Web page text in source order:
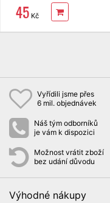
Gardenia 150
ml
45 Kč
Vyřídili jsme přes
6 mil. objednávek
Náš tým odborníků
je vám k dispozici
Možnost vrátit zboží
bez udání důvodu
Výhodné nákupy